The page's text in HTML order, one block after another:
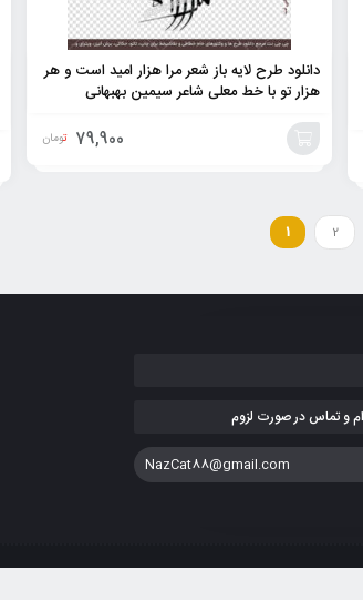
دانلود طرح لایه باز شعر مرا هزار امید است و هر
هزار تو با خط معلی شاعر سیمین بهبهانی
79,900 تومان
به
سبد
1 2
NazCat88@gmail.com